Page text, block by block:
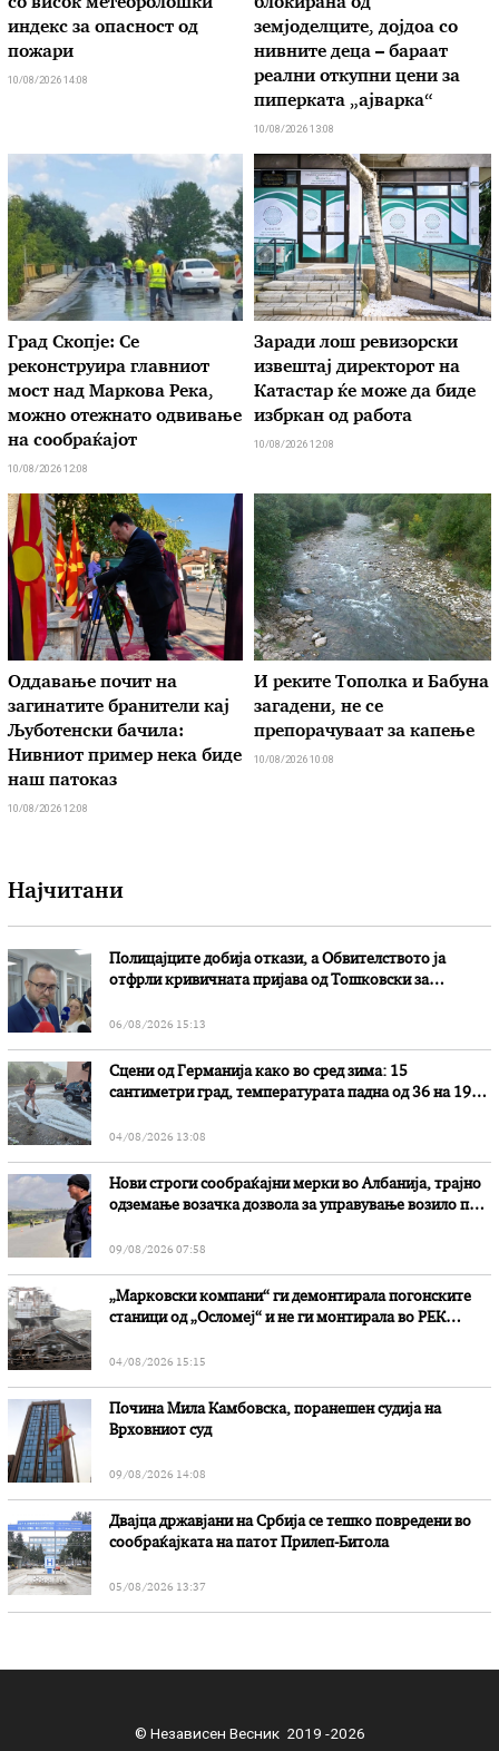
со висок метеоролошки
индекс за опасност од
пожари
10/08/2026 14:08
блокирана од
земјоделците, дојдоа со
нивните деца – бараат
реални откупни цени за
пиперката „ајварка“
10/08/2026 13:08
Град Скопје: Се
реконструира главниот
мост над Маркова Река,
можно отежнато одвивање
на сообраќајот
10/08/2026 12:08
Заради лош ревизорски
извештај директорот на
Катастар ќе може да биде
избркан од работа
10/08/2026 12:08
Оддавање почит на
загинатите бранители кај
Љуботенски бачила:
Нивниот пример нека биде
наш патоказ
10/08/2026 12:08
И реките Тополка и Бабуна
загадени, не се
препорачуваат за капење
10/08/2026 10:08
Најчитани
Полицајците добија откази, а Обвителството ја
отфрли кривичната пријава од Тошковски за
06/08/2026 15:13
Сцени од Германија како во сред зима: 15
сантиметри град, температурата падна од 36 на 19
04/08/2026 13:08
Нови строги сообраќајни мерки во Aлбанија, трајно
одземање возачка дозвола за управување возило под
09/08/2026 07:58
„Марковски компани“ ги демонтирала погонските
станици од „Осломеј“ и не ги монтирала во РЕК
04/08/2026 15:15
Почина Мила Камбовска, поранешен судија на
Врховниот суд
09/08/2026 14:08
Двајца државјани на Србија се тешко повредени во
сообраќајката на патот Прилеп-Битола
05/08/2026 13:37
© Независен Весник 2019 -2026